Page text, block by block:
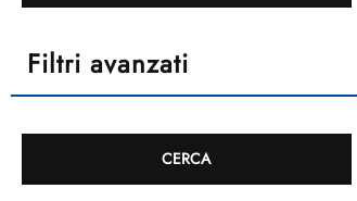
Filtri avanzati